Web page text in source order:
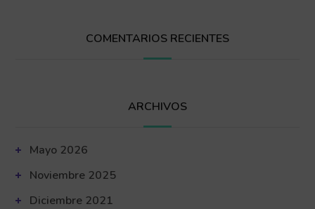
COMENTARIOS RECIENTES
ARCHIVOS
Mayo 2026
Noviembre 2025
Diciembre 2021